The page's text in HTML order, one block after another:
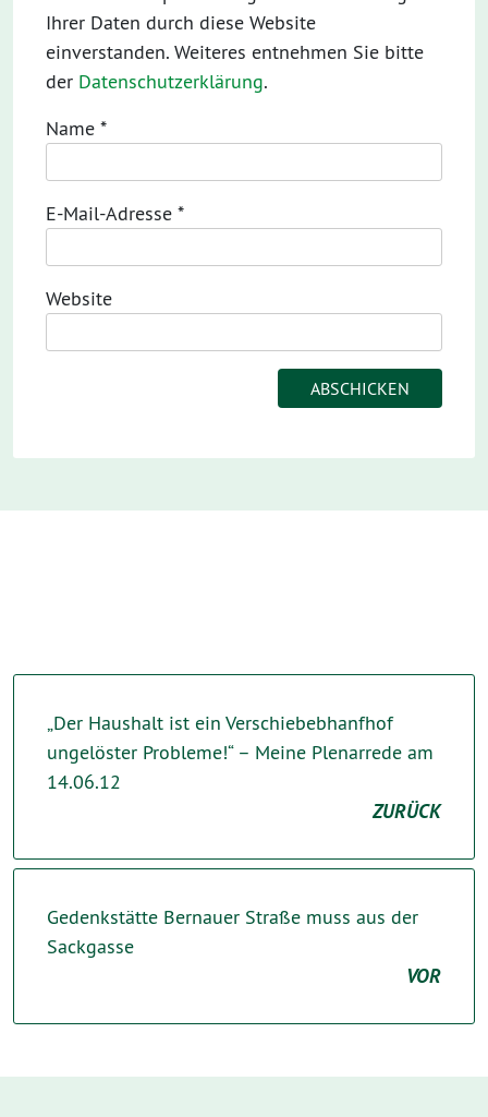
Ihrer Daten durch diese Website
einverstanden. Weiteres entnehmen Sie bitte
der Datenschutzerklärung.
Name *
E-Mail-Adresse *
Website
„Der Haushalt ist ein Verschiebebhanfhof
ungelöster Probleme!“ – Meine Plenarrede am
14.06.12
ZURÜCK
Gedenkstätte Bernauer Straße muss aus der
Sackgasse
VOR